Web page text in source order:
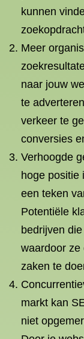
kunnen
Meer
naar jouw
te
verkeer te
conversies
Verhoogde
hoge positie
een teken
Potentiële
bedrijven
waardoor ze
zaken te
markt kan
niet